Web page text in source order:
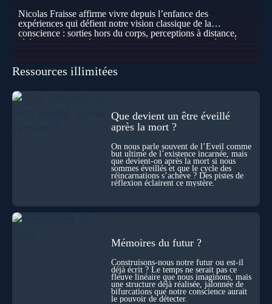
Nicolas Fraisse affirme vivre depuis l’enfance des
expériences qui défient notre vision classique de la
conscience : sorties hors du corps, perceptions à distance,
télépathie spontanée… Comment accueillir ces phénomènes
les pensées d’autrui ? Que deviennent l’espace, le temps… et
disparaître ? Au fil de cet échange, Nicolas raconte ses
expériences les plus troublantes : visions vérifiées,
explorations du cosmos, présence d’autres consciences
durant ses sorties, protocoles scientifiques… et toujours, cette
sensation étrange d’être relié à bien plus vaste que lui-même
Sans doute. Mais encore faut-il accepter d’explorer ces
territoires avec lucidité, et rigueur…
Ressources illimitées
Que devient un être éveillé
après la mort ?
On nous parle souvent de l’Éveil comme
but ultime de l’existence incarnée, mais
que devient-on après la mort si nous
sommes éveillés et que le cycle des
réincarnations s’achève ? Des pistes de
réflexion éclairent ce mystère.
Mémoires du futur ?
Construisons-nous notre futur ou est-il
déjà écrit ? Le temps ne serait pas ce
fleuve linéaire que nous imaginons, mais
une structure déjà réalisée, jalonnée de
bifurcations que notre conscience aurait
le pouvoir de détecter.